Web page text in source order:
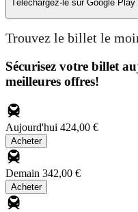
Téléchargez-le sur Google Play
Trouvez le billet le
Sécurisez votre billet
meilleures offres!
Aujourd'hui 424,00 €
Acheter
Demain 342,00 €
Acheter